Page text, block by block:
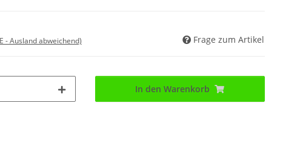
- Ausland abweichend) Frage zum Artikel
In den Warenkorb